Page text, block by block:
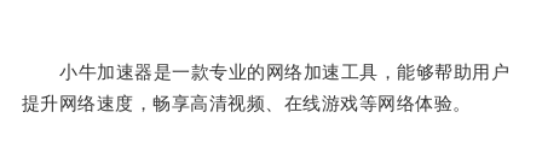
小牛加速器是一款专业的网络加速工具，能够帮助用户
提升网络速度，畅享高清视频、在线游戏等网络体验。